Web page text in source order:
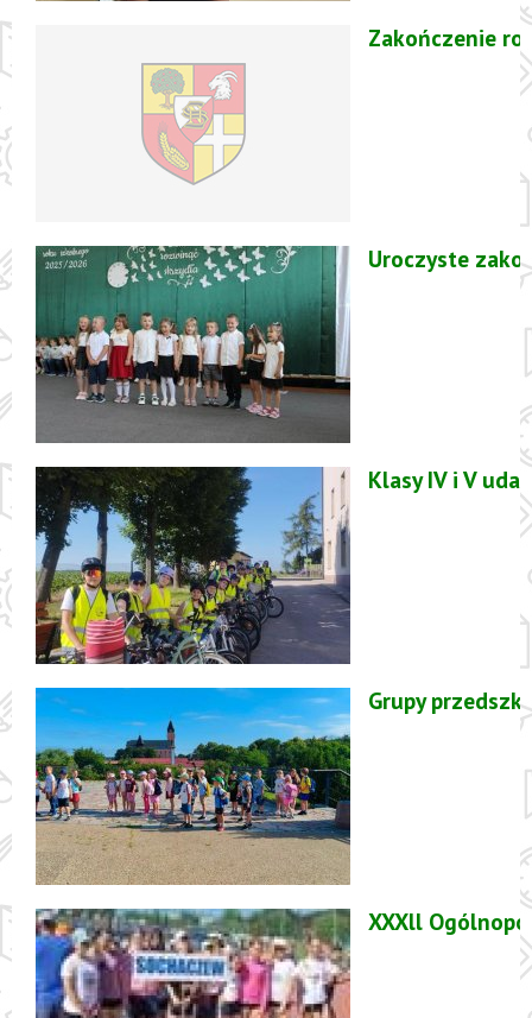
Zakończenie
Uroczyste
Klasy IV i V
Grupy
XXXll